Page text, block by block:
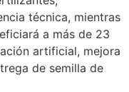
técnica, mientras
a más de 23
artificial, mejora
de semilla de